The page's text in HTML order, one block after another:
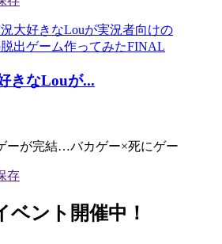
きなLouが...
ーが完結…バカゲー×死にゲー
ベント開催中！